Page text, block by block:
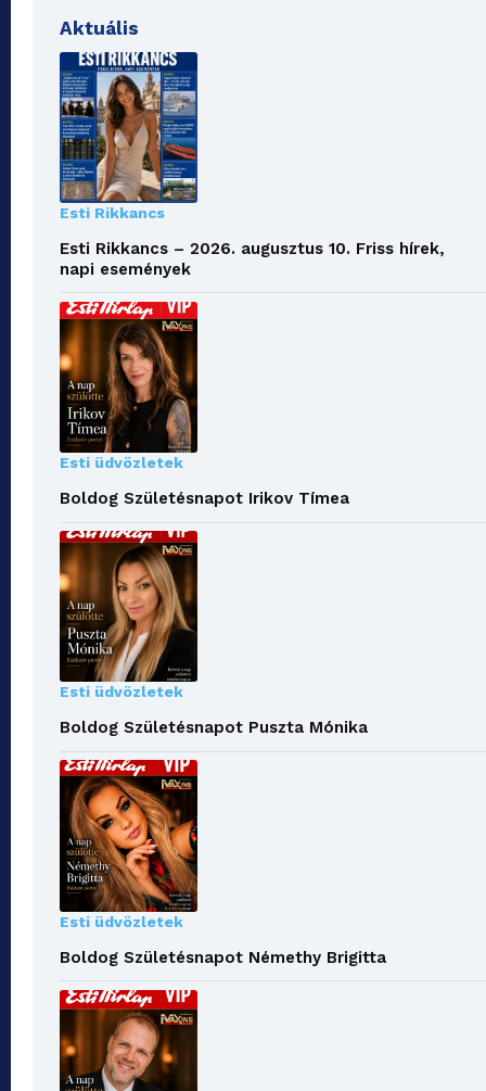
Aktuális
Esti Rikkancs
Esti Rikkancs – 2026. augusztus 10. Friss hírek,
napi események
Esti üdvözletek
Boldog Születésnapot Irikov Tímea
Esti üdvözletek
Boldog Születésnapot Puszta Mónika
Esti üdvözletek
Boldog Születésnapot Némethy Brigitta